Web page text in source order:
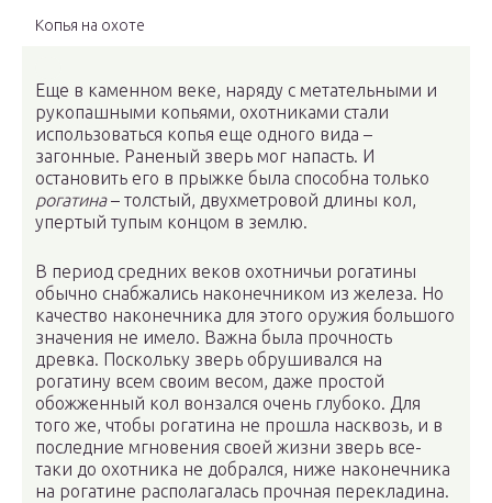
Копья на охоте
Еще в каменном веке, наряду с метательными и
рукопашными копьями, охотниками стали
использоваться копья еще одного вида –
загонные. Раненый зверь мог напасть. И
остановить его в прыжке была способна только
рогатина– толстый, двухметровой длины кол,
упертый тупым концом в землю.
В период средних веков охотничьи рогатины
обычно снабжались наконечником из железа. Но
качество наконечника для этого оружия большого
значения не имело. Важна была прочность
древка. Поскольку зверь обрушивался на
рогатину всем своим весом, даже простой
обожженный кол вонзался очень глубоко. Для
того же, чтобы рогатина не прошла насквозь, и в
последние мгновения своей жизни зверь все-
таки до охотника не добрался, ниже наконечника
на рогатине располагалась прочная перекладина.